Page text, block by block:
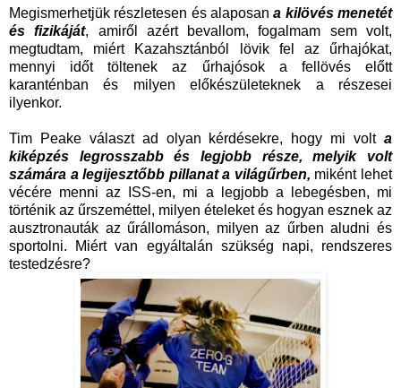
Megismerhetjük részletesen és alaposana kilövés menetét
és fizikáját, amiről azért bevallom, fogalmam sem volt,
megtudtam, miért Kazahsztánból lövik fel az űrhajókat,
mennyi időt töltenek az űrhajósok a fellövés előtt
karanténban és milyen előkészületeknek a részesei
ilyenkor.
Tim Peake választ ad olyan kérdésekre, hogy mi volt a
kiképzés legrosszabb és legjobb része,
melyik volt
számára a legijesztőbb pillanat a világűrben, miként lehet
vécére menni az ISS-en, mi a legjobb a lebegésben, mi
történik az űrszeméttel, milyen ételeket és hogyan esznek az
ausztronauták az űrállomáson, milyen az űrben aludni és
sportolni. Miért van egyáltalán szükség napi, rendszeres
testedzésre?